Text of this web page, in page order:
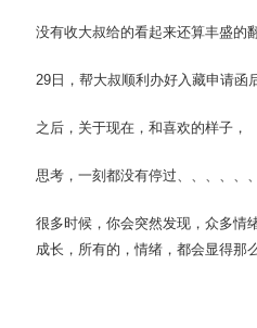
没有收大叔给的看起来还算丰盛的
29日，帮大叔顺利办好入藏申请函
之后，关于现在，和喜欢的样子，
思考，一刻都没有停过、、、、、
很多时候，你会突然发现，众多情
成长，所有的，情绪，都会显得那